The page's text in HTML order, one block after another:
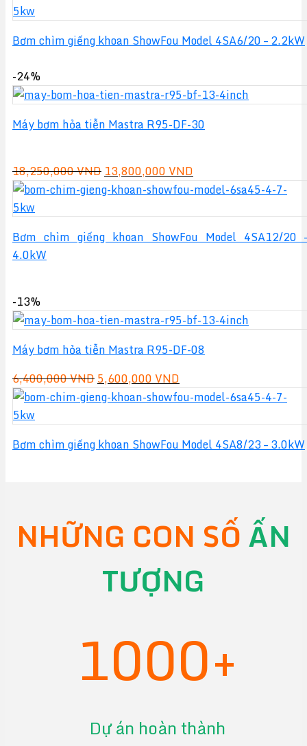
Bơm chìm giếng khoan ShowFou Model 4SA6/20 – 2.2kW
-24%
Máy bơm hỏa tiễn Mastra R95-DF-30
18,250,000VND Giá
gốc
13,800,000VND
hiện
13,800,000 VND.
Bơm chìm giếng khoan ShowFou Model 4SA12/20
4.0kW
-13%
Máy bơm hỏa tiễn Mastra R95-DF-08
6,400,000VNDGiá
gốc
5,600,000VND
hiện
5,600,000 VND.
Bơm chìm giếng khoan ShowFou Model 4SA8/23 – 3.0kW
NHỮNG CON SỐ ẤN
TƯỢNG
1000+
Dự án hoàn thành